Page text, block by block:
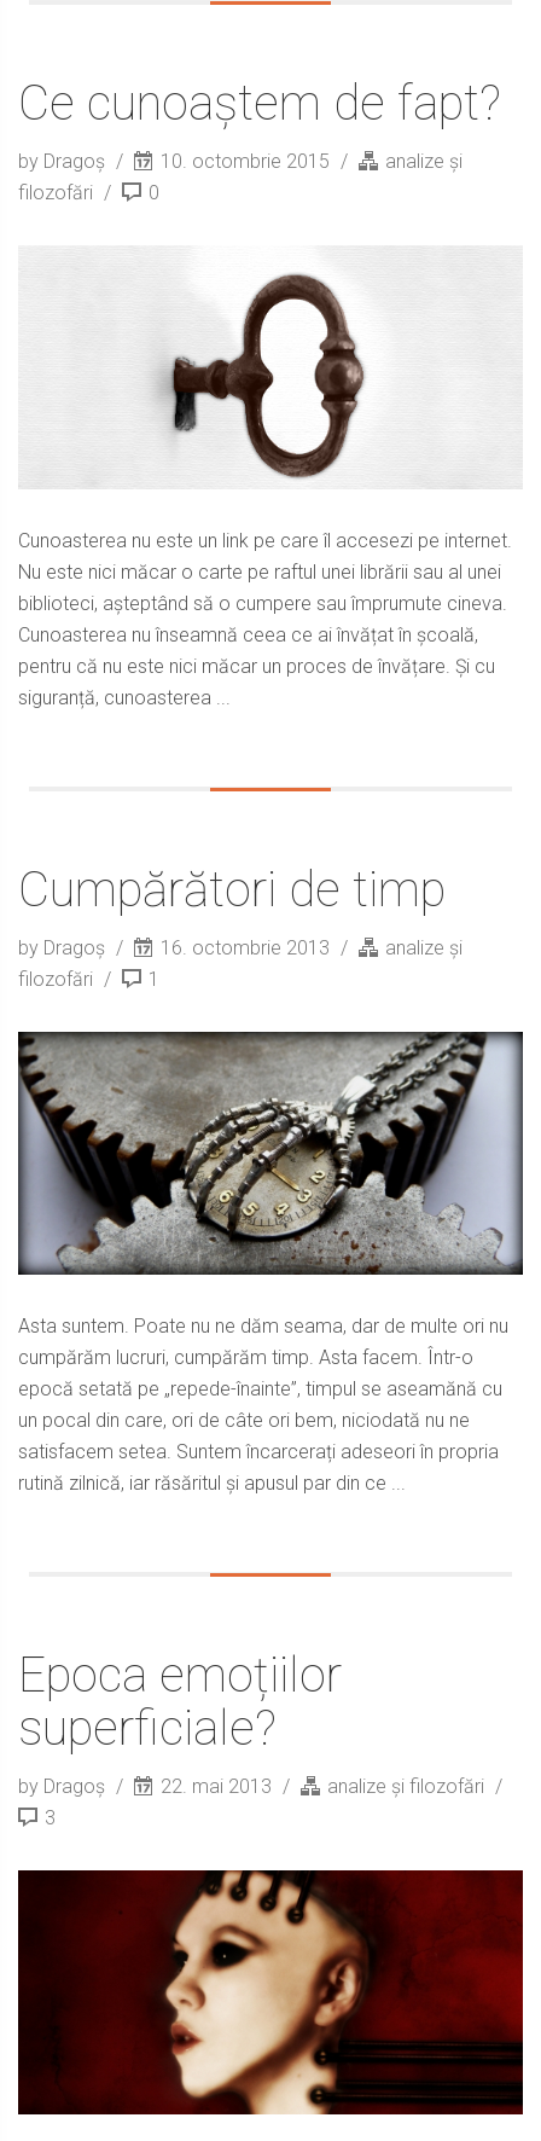
Ce cunoaștem de fapt?
by Dragoș 10. octombrie 2015
analize și
filozofări
0
Cunoasterea nu este un link pe care îl accesezi pe internet.
Nu este nici măcar o carte pe raftul unei librării sau al unei
biblioteci, așteptând să o cumpere sau împrumute cineva.
Cunoasterea nu înseamnă ceea ce ai învățat în școală,
pentru că nu este nici măcar un proces de învățare. Și cu
siguranță, cunoasterea ...
Cumpărători de timp
by Dragoș 16. octombrie 2013
analize și
filozofări
1
Asta suntem. Poate nu ne dăm seama, dar de multe ori nu
cumpărăm lucruri, cumpărăm timp. Asta facem. Într-o
epocă setată pe „repede-înainte”, timpul se aseamănă cu
un pocal din care, ori de câte ori bem, niciodată nu ne
satisfacem setea. Suntem încarcerați adeseori în propria
rutină zilnică, iar răsăritul și apusul par din ce ...
Epoca emoțiilor
superficiale?
by Dragoș 22. mai 2013
analize și filozofări
3